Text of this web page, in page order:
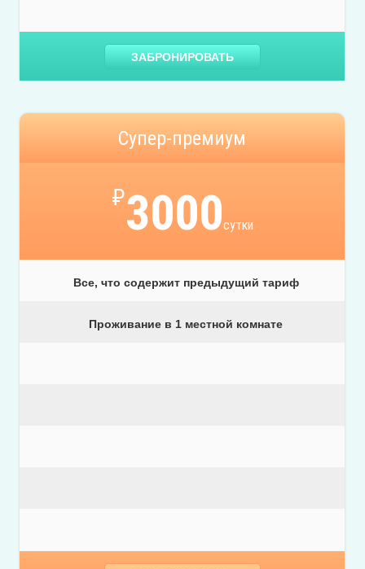
ЗАБРОНИРОВАТЬ
Супер-премиум
₽3000сутки
Все, что содержит предыдущий тариф
Проживание в 1 местной комнате